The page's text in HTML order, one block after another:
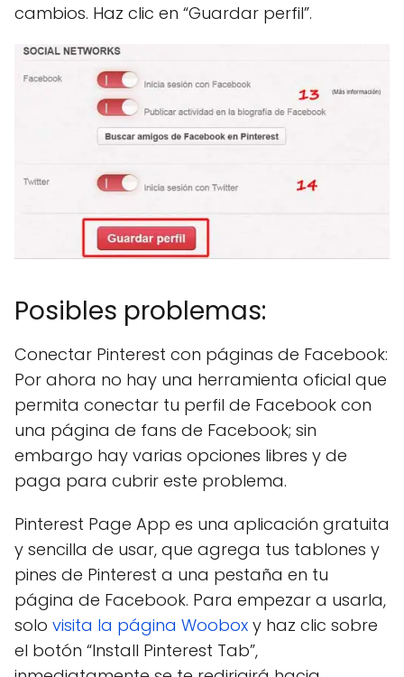
cambios. Haz clic en “Guardar perfil”.
Posibles problemas:
Conectar Pinterest con páginas de Facebook:
Por ahora no hay una herramienta oficial que
permita conectar tu perfil de Facebook con
una página de fans de Facebook; sin
embargo hay varias opciones libres y de
paga para cubrir este problema.
Pinterest Page App es una aplicación gratuita
y sencilla de usar, que agrega tus tablones y
pines de Pinterest a una pestaña en tu
página de Facebook. Para empezar a usarla,
solo visita la página Woobox y haz clic sobre
el botón “Install Pinterest Tab”,